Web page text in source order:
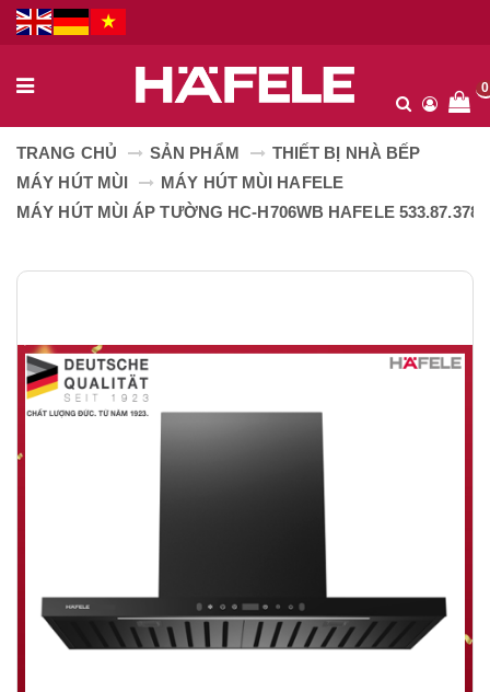
0
TRANG CHỦ SẢN PHẨM
THIẾT BỊ NHÀ BẾP
MÁY HÚT MÙI
MÁY HÚT MÙI HAFELE
MÁY HÚT MÙI ÁP TƯỜNG HC-H706WB HAFELE 533.87.378